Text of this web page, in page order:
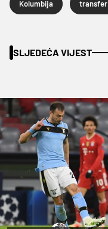
Kolumbija transfer
SLJEDEĆA VIJEST